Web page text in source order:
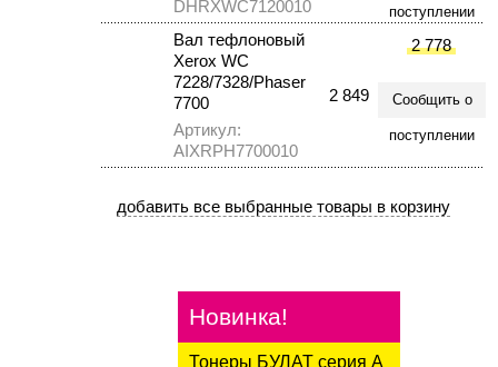
DHRXWC7120010
поступлении
Вал тефлоновый
Xerox WC
7228/7328/Phaser
7700
Артикул:
AIXRPH7700010
2 849
2 778
Сообщить о
поступлении
Новинка!
Тонеры БУЛАТ серия А